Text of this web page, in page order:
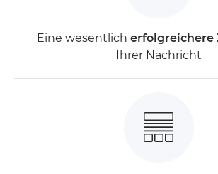
Eine wesentlich erfolgreichere
Ihrer Nachricht